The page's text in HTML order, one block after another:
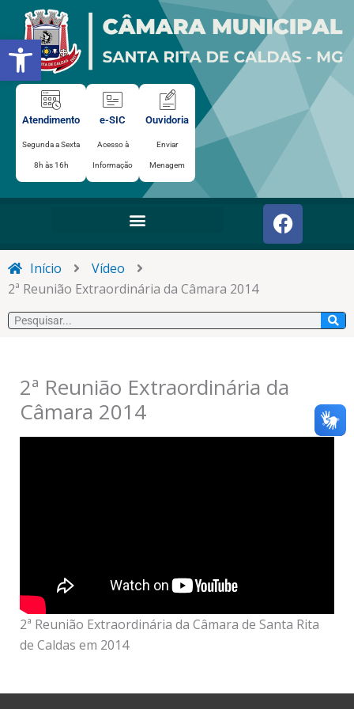
Abrir a barra de ferramentas
para
conteúdo
Atendimento
Segunda a Sexta
8h às 16h
e-SIC
Acesso à
Informação
Ouvidoria
Enviar
Menagem
F
a
c
o
o
Início
Vídeo
2ª Reunião Extraordinária da Câmara 2014
Pesquisar
2ª Reunião Extraordinária da
Câmara 2014
2ª Reunião Extraordinária da Câmara de Santa Rita
de Caldas em 2014